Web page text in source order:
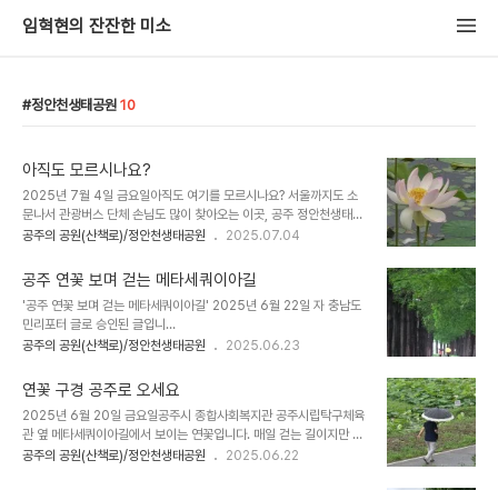
임혁현의 잔잔한 미소
정안천생태공원 10
아직도 모르시나요?
2025년 7월 4일 금요일아직도 여기를 모르시나요? 서울까지도 소
문나서 관광버스 단체 손님도 많이 찾아오는 이곳, 공주 정안천생태공
원입니다.오늘이 7월 4일인데 여러 날 전부터 피기 시작한 연꽃이 피
타세쿼이아길에서 내려다봐도 멋있고 가까운 산책길 가까이 가서도
좋고 연못 가까운 작은 길에서 봐도 활짝 핀 연꽃 모습이 너무 좋습니
다. 사람들이 좀 더 자세히 연꽃을 보려고 가까이 갑니다. 가까이서 자
세히 보는 연꽃 모습은 멀리 보는 것보다 더 아름다운 가 봅니다. 정안
천 연못의 연꽃은 지금이 한창인 것 같습니다. 물론 아직도 꽃봉오리가
잎 사이로 수줍은 듯 숨어 피는 ..
공주의 공원(산책로)/정안천생태공원 2025.07.04
공주 연꽃 보며 걷는 메타세쿼이아길
'공주 연꽃 보며 걷는 메타세쿼이아길' 2025년 6월 22일 자 충남도
민리포터 글로 승인된 글입니
다.https://www.chungnam.go.kr/cnportal/media/article/
충청남도 누리집(홈페이지)힘쎈충남 대한민국의 힘, 충청남도 누리집
(홈페이지)에 오신 것을 환영합니다.www.chungnam.go.kr 공주
정안천 생태공원에는 걷기 좋은 메타세쿼이아길이 있습니다.메타세쿼
이아길 바로 아래 연못은 파란 연잎이 보기 좋은데 거기서 연꽃 한두
송이가 피어나기 시작했습니다.요즈음 막 피어난 연꽃이 산책길에서
공주의 공원(산책로)/정안천생태공원 2025.06.23
연꽃 구경 공주로 오세요
2025년 6월 20일 금요일공주시 종합사회복지관 공주시립탁구체육
관 옆 메타세쿼이아길에서 보이는 연꽃입니다. 매일 걷는 길이지만 그
냥 지나쳤던 연못을 자세히 보니 여러 곳에서 연꽃이 피고 있습니다.
공주의 공원(산책로)/정안천생태공원 2025.06.22